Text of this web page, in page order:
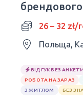
26 – 32 zł/
Польща,
ВІДГУК БЕЗ АНКЕТИ
РОБОТА НА ЗАРАЗ
З ЖИТЛОМ
БЕЗ